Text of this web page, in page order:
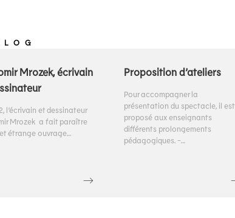
Mrozek, écrivain
l’écrivain et dessinateur
Mrozek a fait paraître
étrange ouvrage…
Proposition d’ateliers
Pour accompagner la
présentation du spectacle, il est
proposé aux enseignants
différents prolongements
pédagogiques. -…